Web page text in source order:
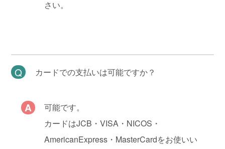
さい。
カードでの支払いは可能ですか？
可能です。
カードはJCB・VISA・NICOS・
AmericanExpress・MasterCardをお使いい